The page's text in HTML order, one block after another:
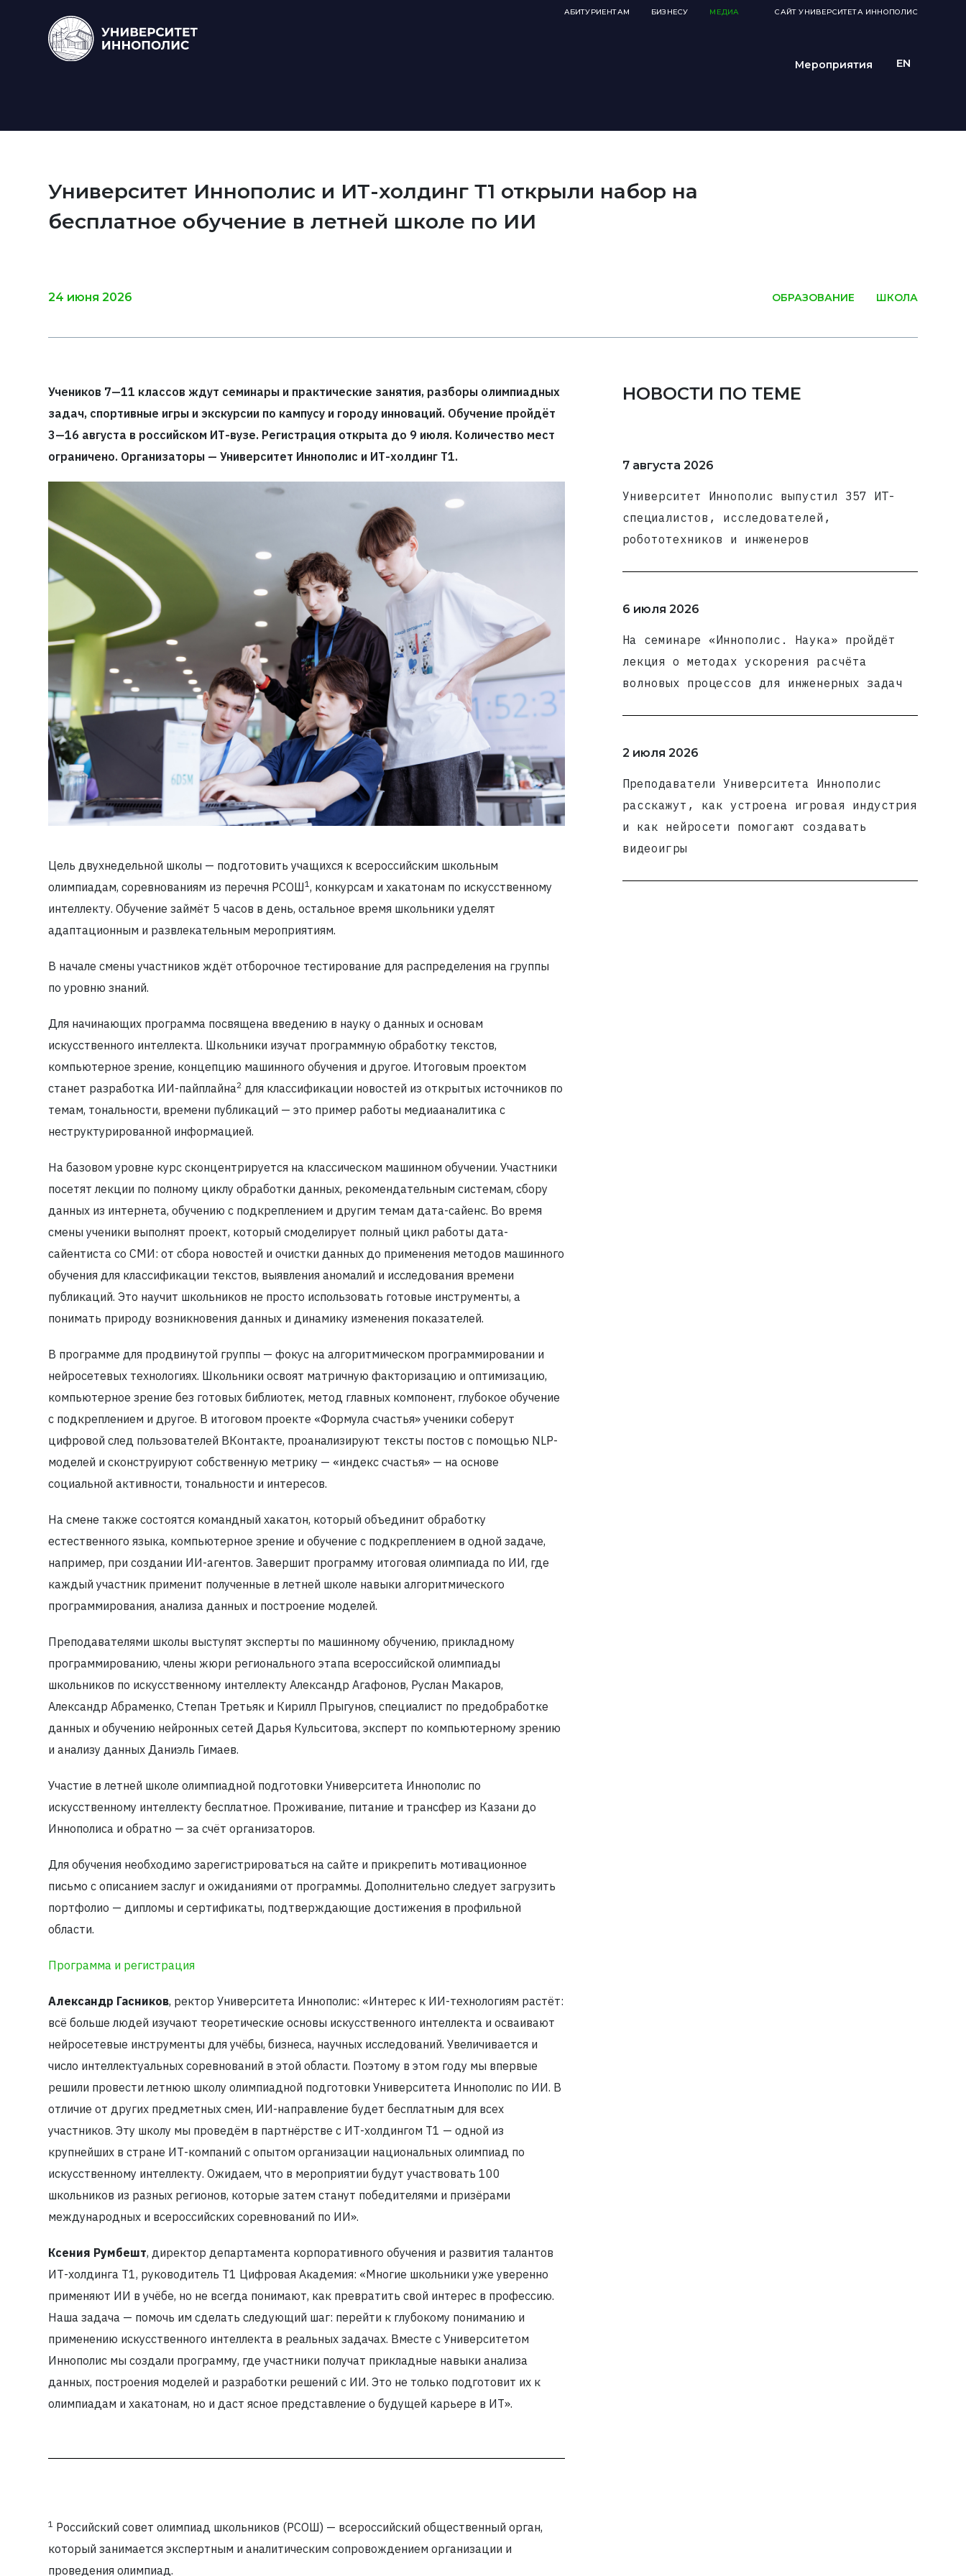
Университет Иннополис и ИТ-холдинг Т1 открыли набор на
бесплатное обучение в летней школе по ИИ
24 июня 2026 ОБРАЗОВАНИЕ ШКОЛА
Учеников 7—11 классов ждут семинары и практические занятия, разборы олимпиадных
задач, спортивные игры и экскурсии по кампусу и городу инноваций. Обучение пройдёт
3—16 августа в российском ИТ-вузе. Регистрация открыта до 9 июля. Количество мест
ограничено. Организаторы — Университет Иннополис и ИТ-холдинг Т1.
Цель двухнедельной школы — подготовить учащихся к всероссийским школьным
олимпиадам, соревнованиям из перечня РСОШ1 , конкурсам и хакатонам по искусственному
интеллекту. Обучение займёт 5 часов в день, остальное время школьники уделят
адаптационным и развлекательным мероприятиям.
В начале смены участников ждёт отборочное тестирование для распределения на группы
по уровню знаний.
Для начинающих программа посвящена введению в науку о данных и основам
искусственного интеллекта. Школьники изучат программную обработку текстов,
компьютерное зрение, концепцию машинного обучения и другое. Итоговым проектом
станет разработка ИИ-пайплайна2 для классификации новостей из открытых источников по
темам, тональности, времени публикаций — это пример работы медиааналитика с
неструктурированной информацией.
На базовом уровне курс сконцентрируется на классическом машинном обучении. Участники
посетят лекции по полному циклу обработки данных, рекомендательным системам, сбору
данных из интернета, обучению с подкреплением и другим темам дата-сайенс. Во время
смены ученики выполнят проект, который смоделирует полный цикл работы дата-
сайентиста со СМИ: от сбора новостей и очистки данных до применения методов машинного
обучения для классификации текстов, выявления аномалий и исследования времени
публикаций. Это научит школьников не просто использовать готовые инструменты, а
понимать природу возникновения данных и динамику изменения показателей.
В программе для продвинутой группы — фокус на алгоритмическом программировании и
нейросетевых технологиях. Школьники освоят матричную факторизацию и оптимизацию,
компьютерное зрение без готовых библиотек, метод главных компонент, глубокое обучение
с подкреплением и другое. В итоговом проекте «Формула счастья» ученики соберут
цифровой след пользователей ВКонтакте, проанализируют тексты постов с помощью NLP-
моделей и сконструируют собственную метрику — «индекс счастья» — на основе
социальной активности, тональности и интересов.
На смене также состоятся командный хакатон, который объединит обработку
естественного языка, компьютерное зрение и обучение с подкреплением в одной задаче,
например, при создании ИИ-агентов. Завершит программу итоговая олимпиада по ИИ, где
каждый участник применит полученные в летней школе навыки алгоритмического
программирования, анализа данных и построение моделей.
Преподавателями школы выступят эксперты по машинному обучению, прикладному
программированию, члены жюри регионального этапа всероссийской олимпиады
школьников по искусственному интеллекту Александр Агафонов, Руслан Макаров,
Александр Абраменко, Степан Третьяк и Кирилл Прыгунов, специалист по предобработке
данных и обучению нейронных сетей Дарья Кульситова, эксперт по компьютерному зрению
и анализу данных Даниэль Гимаев.
Участие в летней школе олимпиадной подготовки Университета Иннополис по
искусственному интеллекту бесплатное. Проживание, питание и трансфер из Казани до
Иннополиса и обратно — за счёт организаторов.
Для обучения необходимо зарегистрироваться на сайте и прикрепить мотивационное
письмо с описанием заслуг и ожиданиями от программы. Дополнительно следует загрузить
портфолио — дипломы и сертификаты, подтверждающие достижения в профильной
области.
Программа и регистрация
Александр Гасников, ректор Университета Иннополис: «Интерес к ИИ-технологиям растёт:
всё больше людей изучают теоретические основы искусственного интеллекта и осваивают
нейросетевые инструменты для учёбы, бизнеса, научных исследований. Увеличивается и
число интеллектуальных соревнований в этой области. Поэтому в этом году мы впервые
решили провести летнюю школу олимпиадной подготовки Университета Иннополис по ИИ. В
отличие от других предметных смен, ИИ-направление будет бесплатным для всех
участников. Эту школу мы проведём в партнёрстве с ИТ-холдингом Т1 — одной из
крупнейших в стране ИТ-компаний с опытом организации национальных олимпиад по
искусственному интеллекту. Ожидаем, что в мероприятии будут участвовать 100
школьников из разных регионов, которые затем станут победителями и призёрами
международных и всероссийских соревнований по ИИ».
Ксения Румбешт, директор департамента корпоративного обучения и развития талантов
ИТ-холдинга Т1, руководитель Т1 Цифровая Академия: «Многие школьники уже уверенно
применяют ИИ в учёбе, но не всегда понимают, как превратить свой интерес в профессию.
Наша задача — помочь им сделать следующий шаг: перейти к глубокому пониманию и
применению искусственного интеллекта в реальных задачах. Вместе с Университетом
Иннополис мы создали программу, где участники получат прикладные навыки анализа
данных, построения моделей и разработки решений с ИИ. Это не только подготовит их к
олимпиадам и хакатонам, но и даст ясное представление о будущей карьере в ИТ».
1 Российский совет олимпиад школьников (РСОШ) — всероссийский общественный орган,
который занимается экспертным и аналитическим сопровождением организации и
проведения олимпиад.
НОВОСТИ ПО ТЕМЕ
7 августа 2026
Университет Иннополис выпустил 357 ИТ-
специалистов, исследователей,
робототехников и инженеров
6 июля 2026
На семинаре «Иннополис. Наука» пройдёт
лекция о методах ускорения расчёта
волновых процессов для инженерных задач
2 июля 2026
Преподаватели Университета Иннополис
расскажут, как устроена игровая индустрия
и как нейросети помогают создавать
видеоигры
АБИТУРИЕНТАМ БИЗНЕСУ МЕДИА САЙТ УНИВЕРСИТЕТА ИННОПОЛИС
Мероприятия